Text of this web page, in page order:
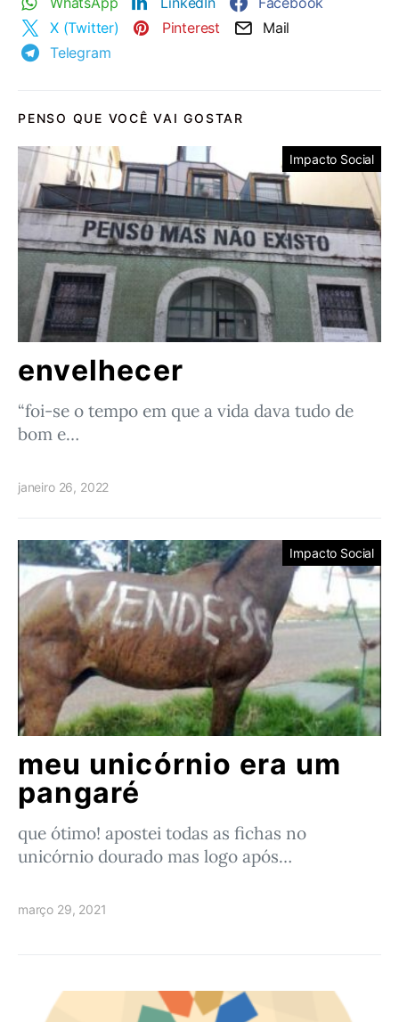
X (Twitter)
Pinterest
Mail
Telegram
PENSO QUE VOCÊ VAI GOSTAR
Impacto Social
envelhecer
“foi-se o tempo em que a vida dava tudo de
bom e…
janeiro 26, 2022
Impacto Social
meu unicórnio era um
pangaré
que ótimo! apostei todas as fichas no
unicórnio dourado mas logo após…
março 29, 2021